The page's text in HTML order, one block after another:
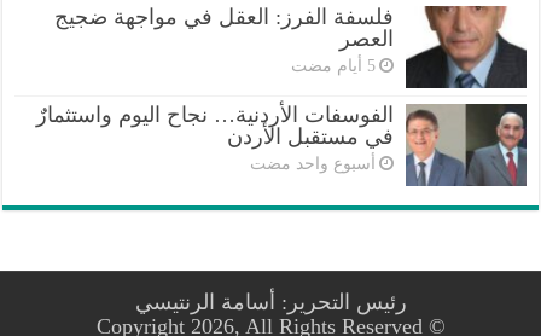
فلسفة الفرز: العقل في مواجهة ضجيج
العصر
‏5 أيام مضت
الفوسفات الأردنية… نجاح اليوم واستثمارٌ
في مستقبل الأردن
‏أسبوع واحد مضت
رئيس التحرير: أسامة الرنتيسي
© Copyright 2026, All Rights Reserved